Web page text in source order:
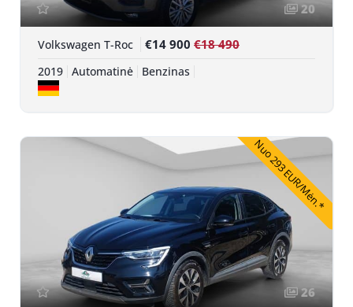
20
Volkswagen T-Roc €14 900 €18 490
2019 Automatinė Benzinas
Nuo 293 EUR/Mėn.*
26